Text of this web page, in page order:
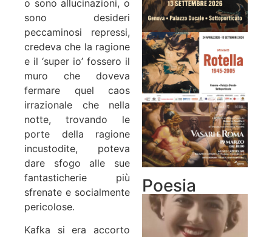
o sono allucinazioni, o
sono desideri
peccaminosi repressi,
credeva che la ragione
e il ‘super io’ fossero il
muro che doveva
fermare quel caos
irrazionale che nella
notte, trovando le
porte della ragione
incustodite, poteva
dare sfogo alle sue
fantasticherie più
sfrenate e socialmente
pericolose.
Kafka si era accorto
Poesia